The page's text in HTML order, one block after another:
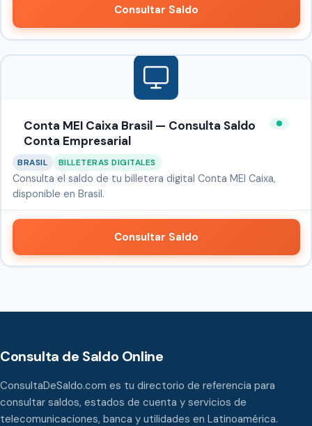
Consultar Saldo
Conta MEI Caixa Brasil — Consulta Saldo
Conta Empresarial
BRASIL BILLETERAS DIGITALES
Consulta el saldo de tu billetera digital Conta MEI Caixa,
disponible en Brasil.
Consultar Saldo
Consulta de Saldo Online
ConsultaDeSaldo.com es tu directorio de referencia para
consultar saldos, estados de cuenta y servicios de
telecomunicaciones, banca y utilidades en Latinoamérica.